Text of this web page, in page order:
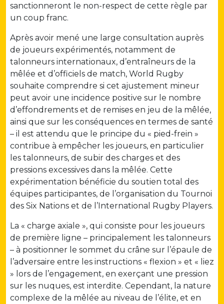
sanctionneront le non-respect de cette règle par
un coup franc.
Après avoir mené une large consultation auprès
de joueurs expérimentés, notamment de
talonneurs internationaux, d’entraîneurs de la
mêlée et d’officiels de match, World Rugby
souhaite comprendre si cet ajustement mineur
peut avoir une incidence positive sur le nombre
d’effondrements et de remises en jeu de la mêlée,
ainsi que sur les conséquences en termes de santé
– il est attendu que le principe du « pied-frein »
contribue à empêcher les joueurs, en particulier
les talonneurs, de subir des charges et des
pressions excessives dans la mêlée. Cette
expérimentation bénéficie du soutien total des
équipes participantes, de l’organisation du Tournoi
des Six Nations et de l’International Rugby Players.
La « charge axiale », qui consiste pour les joueurs
de première ligne – principalement les talonneurs
– à positionner le sommet du crâne sur l’épaule de
l’adversaire entre les instructions « flexion » et « liez
» lors de l’engagement, en exerçant une pression
sur les nuques, est interdite. Cependant, la nature
complexe de la mêlée au niveau de l’élite, et en